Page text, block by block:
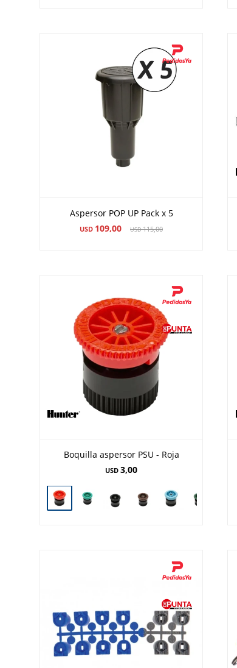
Aspersor POP UP Pack x 5
USD 109,00 USD115,00
Boquilla aspersor PSU - Roja
USD 3,00